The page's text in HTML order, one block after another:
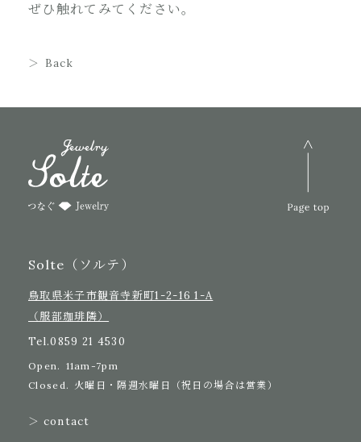
ぜひ触れてみてください。
Back
Solte（ソルテ）
鳥取県米子市観音寺新町1-2-16 1-A
（服部珈琲隣）
Tel.0859 21 4530
Open. 11am-7pm
Closed. 火曜日・隔週水曜日（祝日の場合は営業）
＞ contact